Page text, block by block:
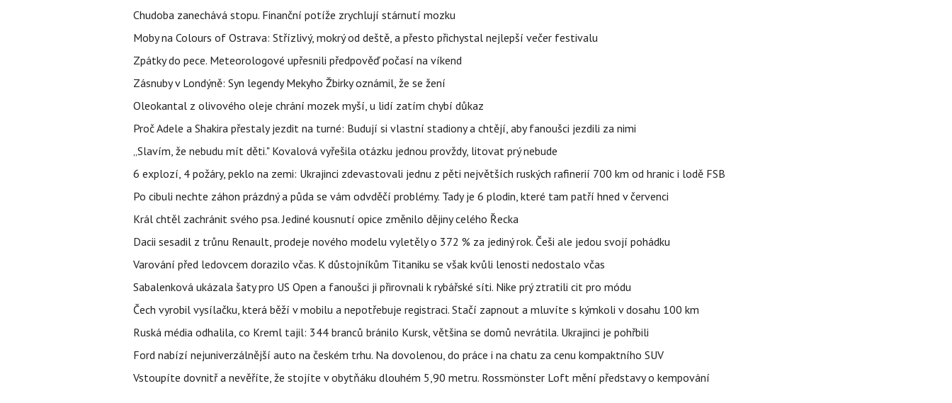
Chudoba zanechává stopu. Finanční potíže zrychlují stárnutí mozku
Moby na Colours of Ostrava: Střízlivý, mokrý od deště, a přesto přichystal nejlepší večer festivalu
Zpátky do pece. Meteorologové upřesnili předpověď počasí na víkend
Zásnuby v Londýně: Syn legendy Mekyho Žbirky oznámil, že se žení
Oleokantal z olivového oleje chrání mozek myší, u lidí zatím chybí důkaz
Proč Adele a Shakira přestaly jezdit na turné: Budují si vlastní stadiony a chtějí, aby fanoušci jezdili za nimi
„Slavím, že nebudu mít děti." Kovalová vyřešila otázku jednou provždy, litovat prý nebude
6 explozí, 4 požáry, peklo na zemi: Ukrajinci zdevastovali jednu z pěti největších ruských rafinerií 700 km od hranic i lodě FSB
Po cibuli nechte záhon prázdný a půda se vám odvděčí problémy. Tady je 6 plodin, které tam patří hned v červenci
Král chtěl zachránit svého psa. Jediné kousnutí opice změnilo dějiny celého Řecka
Dacii sesadil z trůnu Renault, prodeje nového modelu vyletěly o 372 % za jediný rok. Češi ale jedou svojí pohádku
Varování před ledovcem dorazilo včas. K důstojníkům Titaniku se však kvůli lenosti nedostalo včas
Sabalenková ukázala šaty pro US Open a fanoušci ji přirovnali k rybářské síti. Nike prý ztratili cit pro módu
Čech vyrobil vysílačku, která běží v mobilu a nepotřebuje registraci. Stačí zapnout a mluvíte s kýmkoli v dosahu 100 km
Ruská média odhalila, co Kreml tajil: 344 branců bránilo Kursk, většina se domů nevrátila. Ukrajinci je pohřbili
Ford nabízí nejuniverzálnější auto na českém trhu. Na dovolenou, do práce i na chatu za cenu kompaktního SUV
Vstoupíte dovnitř a nevěříte, že stojíte v obytňáku dlouhém 5,90 metru. Rossmönster Loft mění představy o kempování